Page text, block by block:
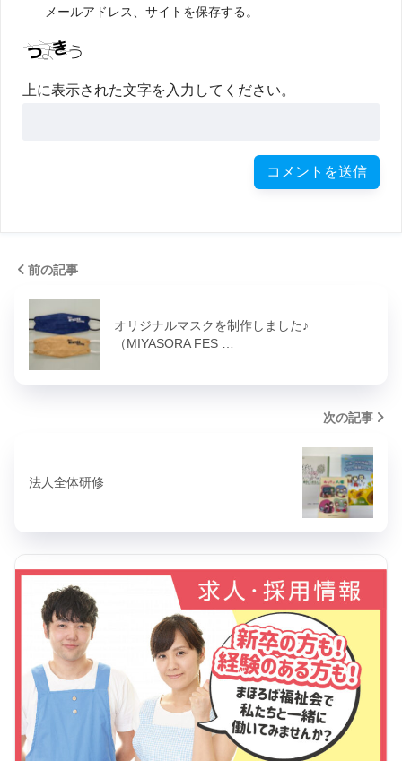
メールアドレス、サイトを保存する。
上に表示された文字を入力してください。
前の記事
オリジナルマスクを制作しました♪
（MIYASORA FES …
次の記事
法人全体研修